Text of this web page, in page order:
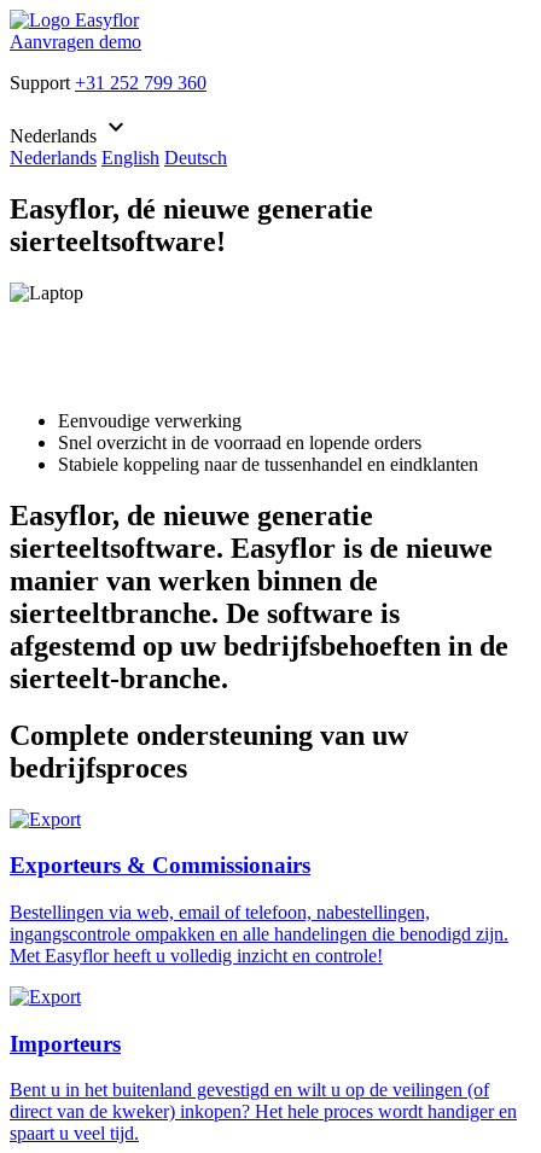
Aanvragen demo
Support +31 252 799 360
Nederlands keyboard_arrow_down
Nederlands English Deutsch
Easyflor, dé nieuwe generatie
sierteeltsoftware!
Eenvoudige verwerking
Snel overzicht in de voorraad en lopende orders
Stabiele koppeling naar de tussenhandel en eindklanten
Easyflor, de nieuwe generatie
sierteeltsoftware. Easyflor is de nieuwe
manier van werken binnen de
sierteeltbranche. De software is
afgestemd op uw bedrijfsbehoeften in de
sierteelt-branche.
Complete ondersteuning van uw
bedrijfsproces
Exporteurs & Commissionairs
Bestellingen via web, email of telefoon, nabestellingen,
ingangscontrole ompakken en alle handelingen die benodigd zijn.
Met Easyflor heeft u volledig inzicht en controle!
Importeurs
Bent u in het buitenland gevestigd en wilt u op de veilingen (of
direct van de kweker) inkopen? Het hele proces wordt handiger en
spaart u veel tijd.